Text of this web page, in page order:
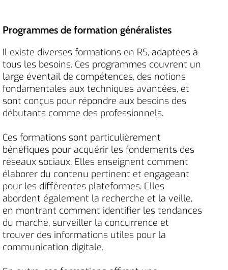
Programmes de formation généralistes
Il existe diverses formations en RS, adaptées à
tous les besoins. Ces programmes couvrent un
large éventail de compétences, des notions
fondamentales aux techniques avancées, et
sont conçus pour répondre aux besoins des
débutants comme des professionnels.
Ces formations sont particulièrement
bénéfiques pour acquérir les fondements des
réseaux sociaux. Elles enseignent comment
élaborer du contenu pertinent et engageant
pour les différentes plateformes. Elles
abordent également la recherche et la veille,
en montrant comment identifier les tendances
du marché, surveiller la concurrence et
trouver des informations utiles pour la
communication digitale.